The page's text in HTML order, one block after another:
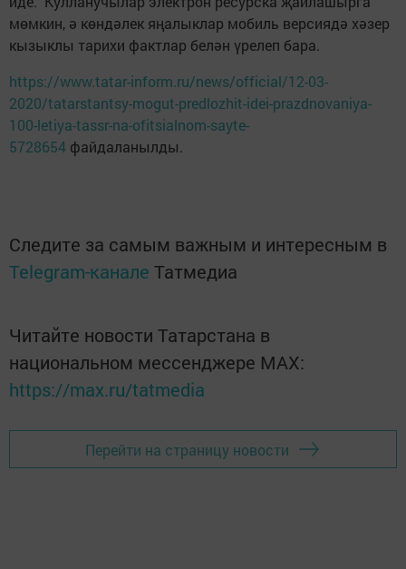
мөмкин, ә көндәлек яңалыклар мобиль версиядә хәзер
кызыклы тарихи фактлар белән үрелеп бара.
https://www.tatar-inform.ru/news/official/12-03-
2020/tatarstantsy-mogut-predlozhit-idei-prazdnovaniya-
100-letiya-tassr-na-ofitsialnom-sayte-
5728654 файдаланылды.
Следите за самым важным и интересным в
Telegram-канале Татмедиа
Читайте новости Татарстана в
национальном мессенджере MАХ:
https://max.ru/tatmedia
Перейти на страницу новости